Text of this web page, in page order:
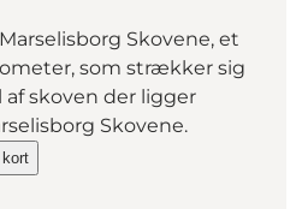
Skovene, et
som strækker sig
af skoven der ligger
Skovene.
Skovene i Aarhus"
Skovene i Aarhus on_map